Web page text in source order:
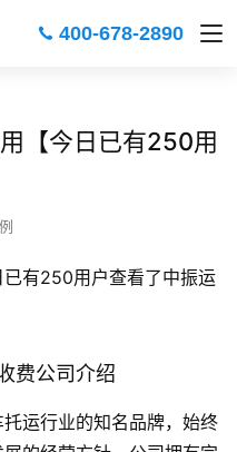
400-678-2890
【今日已有250用
有250用户查看了中振运
费公司介绍
运行业的知名品牌，始终